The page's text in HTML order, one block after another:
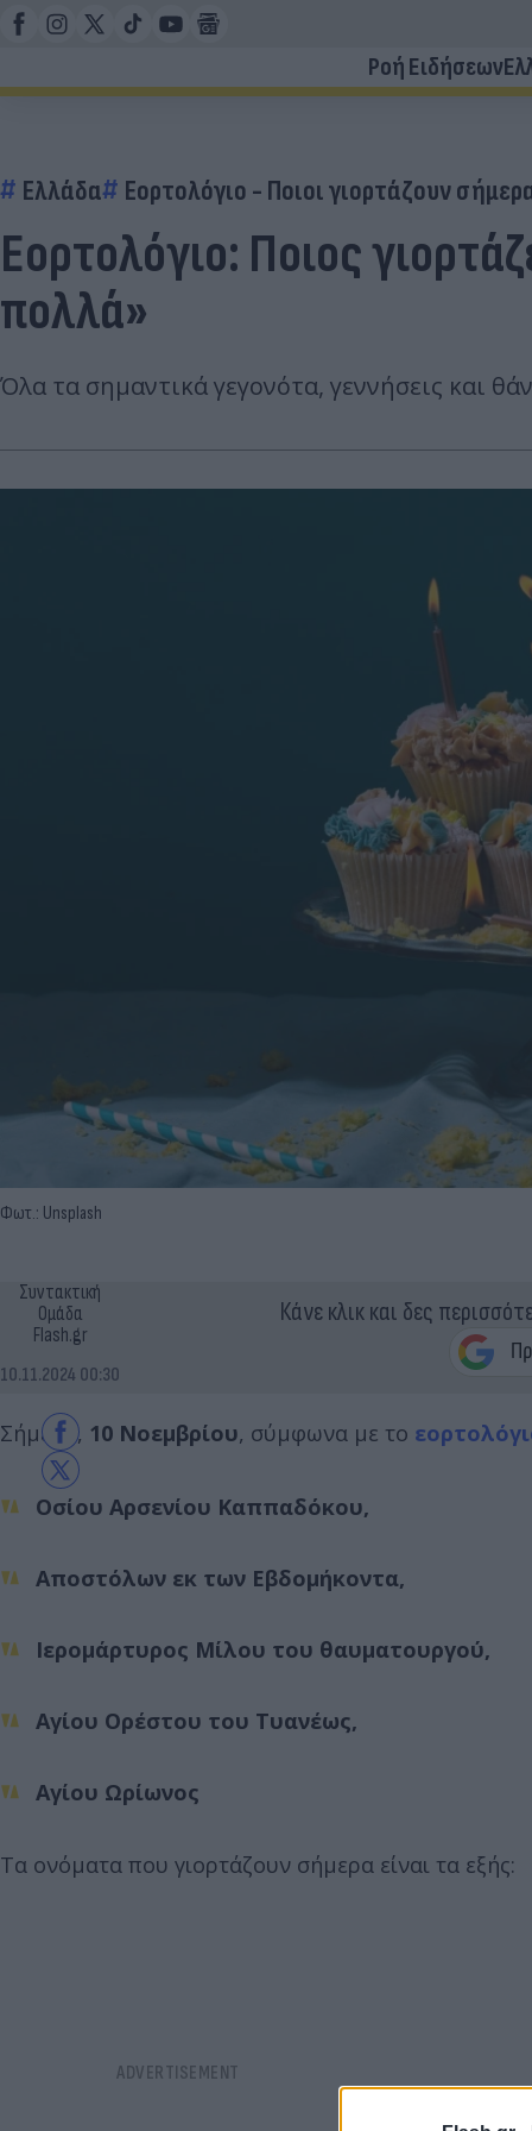
Ροή Ειδήσεων
Ελλάδα Εορτολόγιο - Ποιοι γιορτάζουν
Εορτολόγιο: Ποιος
πολλά»
Όλα τα σημαντικά γεγονότα, γεννήσεις και
Φωτ.: Unsplash
Συντακτική
Ομάδα
Flash.gr
10.11.2024 00:30
Κάνε κλικ και δες
Σήμερα, 10 Νοεμβρίου, σύμφωνα με το
Οσίου Αρσενίου Καππαδόκου,
Αποστόλων εκ των Εβδομήκοντα,
Ιερομάρτυρος Μίλου του θαυματουργού,
Αγίου Ορέστου του Τυανέως,
Αγίου Ωρίωνος
Τα ονόματα που γιορτάζουν σήμερα είναι τα εξής: